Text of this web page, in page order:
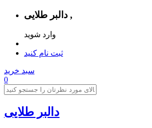
دالبر طلایی ,
وارد شوید
ثبت نام کنید
سبد خرید
0
دالبر طلایی